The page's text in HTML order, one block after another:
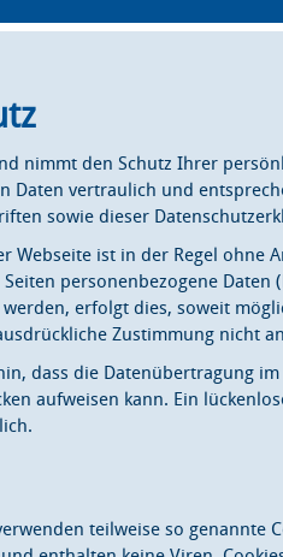
nimmt den Schutz Ihrer
Daten vertraulich und
sowie dieser
Webseite ist in der Regel ohne
personenbezogene
erfolgt dies, soweit
Zustimmung nicht
dass die Datenübertragung
aufweisen kann. Ein
teilweise so genannte